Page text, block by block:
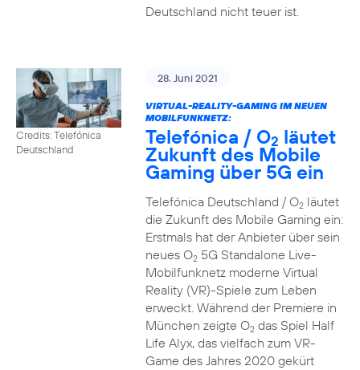
Deutschland nicht teuer ist.
Credits: Telefónica
Deutschland
28. Juni 2021
VIRTUAL-REALITY-GAMING IM NEUEN
MOBILFUNKNETZ:
Telefónica / O2 läutet
Zukunft des Mobile
Gaming über 5G ein
Telefónica Deutschland / O2läutet
die Zukunft des Mobile Gaming ein:
Erstmals hat der Anbieter über sein
neues O25G Standalone Live-
Mobilfunknetz moderne Virtual
Reality (VR)-Spiele zum Leben
erweckt. Während der Premiere in
München zeigte O2das Spiel Half
Life Alyx, das vielfach zum VR-
Game des Jahres 2020 gekürt